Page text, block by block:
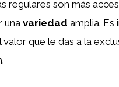
regulares son más
una variedad amplia.
valor que le das a la